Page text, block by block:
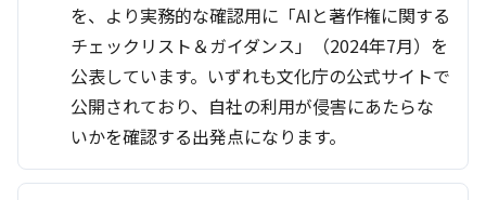
を、より実務的な確認用に「AIと著作権に関する
チェックリスト＆ガイダンス」（2024年7月）を
公表しています。いずれも文化庁の公式サイトで
公開されており、自社の利用が侵害にあたらな
いかを確認する出発点になります。